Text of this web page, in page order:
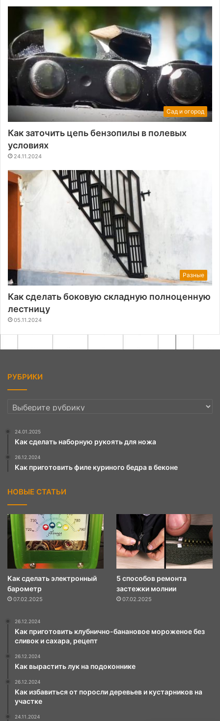
Сад и огород
Как заточить цепь бензопилы в полевых
условиях
24.11.2024
Разные
Как сделать боковую складную полноценную
лестницу
05.11.2024
РУБРИКИ
РУБРИКИ
24.01.2025
Как сделать наборную рукоять для ножа
26.12.2024
Как приготовить филе куриного бедра в беконе
НОВЫЕ СТАТЬИ
Как сделать электронный
барометр
07.02.2025
5 способов ремонта
застежки молнии
07.02.2025
26.12.2024
Как приготовить клубнично-банановое мороженое без
сливок и сахара, рецепт
26.12.2024
Как вырастить лук на подоконнике
26.12.2024
Как избавиться от поросли деревьев и кустарников на
участке
24.11.2024